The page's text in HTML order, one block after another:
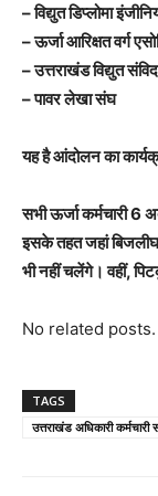
– विद्युत डिप्लोमा
– ऊर्जा आरिक्षत वर्ग
– उत्तराखंड विद्युत
– पावर लेखा संघ
यह है आंदोलन का
सभी ऊर्जा कर्मचारी
इसके तहत जहां
भी नहीं चलेंगे। वहीं,
No related posts.
TAGS
उत्तराखंड अधिकारी